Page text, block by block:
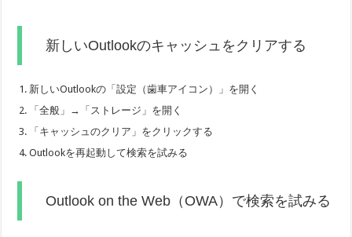
新しいOutlookのキャッシュをクリアする
新しいOutlookの「設定（歯車アイコン）」を開く
「全般」→「ストレージ」を開く
「キャッシュのクリア」をクリックする
Outlookを再起動して検索を試みる
Outlook on the Web（OWA）で検索を試みる